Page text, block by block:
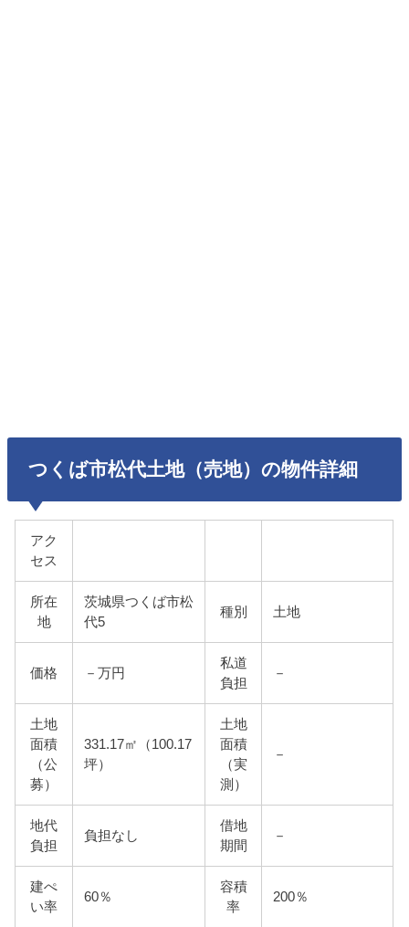
つくば市松代土地（売地）の物件詳細
アク
セス
所在
地
茨城県つくば市松
代5
種別 土地
価格 －万円
私道
負担
－
土地
面積
（公
募）
331.17㎡（100.17
坪）
土地
面積
（実
測）
－
地代
負担
負担なし
借地
期間
－
建ぺ
い率
60％
容積
率
200％